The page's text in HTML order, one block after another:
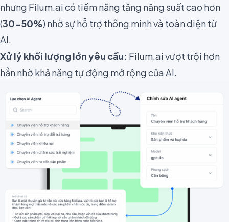
nhưng Filum.ai có tiềm năng tăng năng suất cao hơn
(30-50%) nhờ sự hỗ trợ thông minh và toàn diện từ
AI.
Xử lý khối lượng lớn yêu cầu: Filum.ai vượt trội hơn
hẳn nhờ khả năng tự động mở rộng của AI.